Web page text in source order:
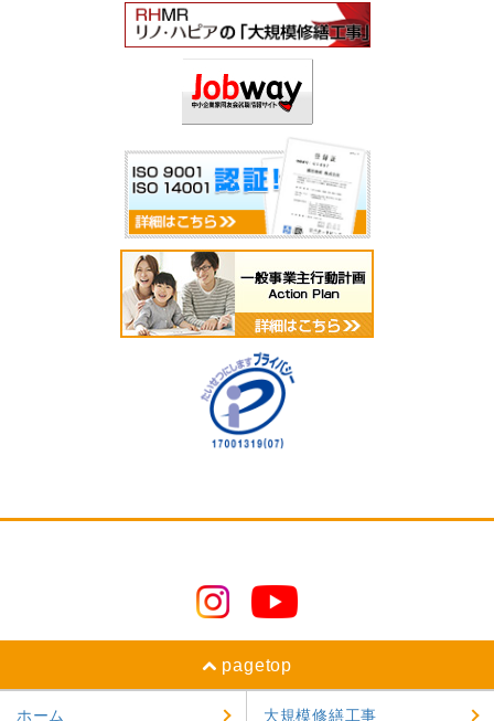
pagetop
ホーム 大規模修繕工事